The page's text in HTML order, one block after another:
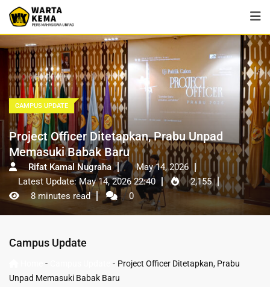
CAMPUS UPDATE
Project Officer Ditetapkan, Prabu Unpad
Memasuki Babak Baru
Rifat Kamal Nugraha
May 14, 2026
Latest Update: May 14, 2026 22:40
2,155
8 minutes read
0
Campus Update
- - Project Officer Ditetapkan, Prabu
Unpad Memasuki Babak Baru